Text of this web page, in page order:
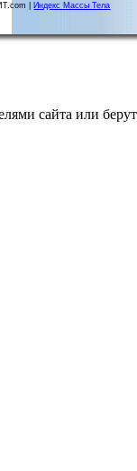
| Индекс Массы Тела
сайта или